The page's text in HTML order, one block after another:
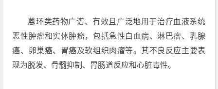
蒽环类药物广谱、有效且广泛地用于治疗血液系统
恶性肿瘤和实体肿瘤，包括急性白血病、淋巴瘤、乳腺
癌、卵巢癌、胃癌及软组织肉瘤等。其不良反应主要表
现为脱发、骨髓抑制、胃肠道反应和心脏毒性。